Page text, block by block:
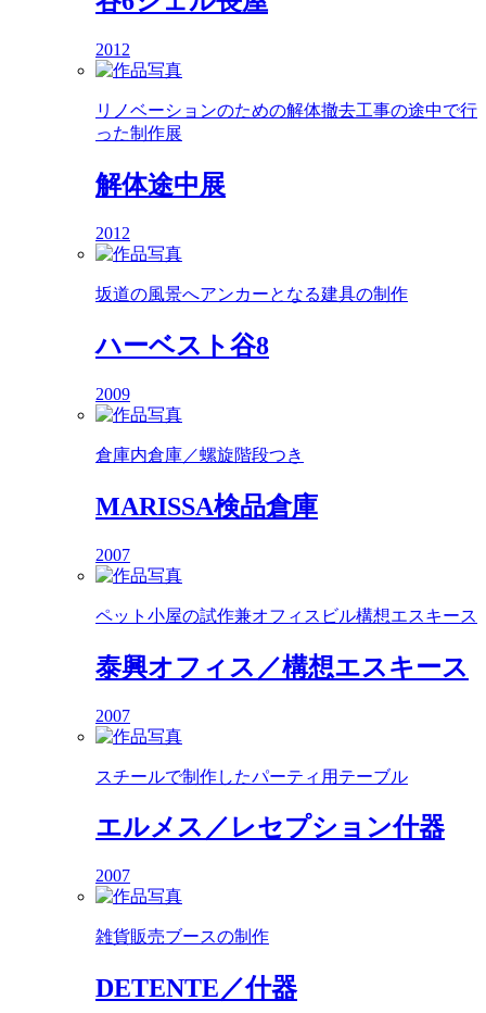
2012
リノベーションのための解体撤去工事の途中で行
った制作展
解体途中展
2012
坂道の風景へアンカーとなる建具の制作
ハーベスト谷8
2009
倉庫内倉庫／螺旋階段つき
MARISSA検品倉庫
2007
ペット小屋の試作兼オフィスビル構想エスキース
泰興オフィス／構想エスキース
2007
スチールで制作したパーティ用テーブル
エルメス／レセプション什器
2007
雑貨販売ブースの制作
DETENTE／什器